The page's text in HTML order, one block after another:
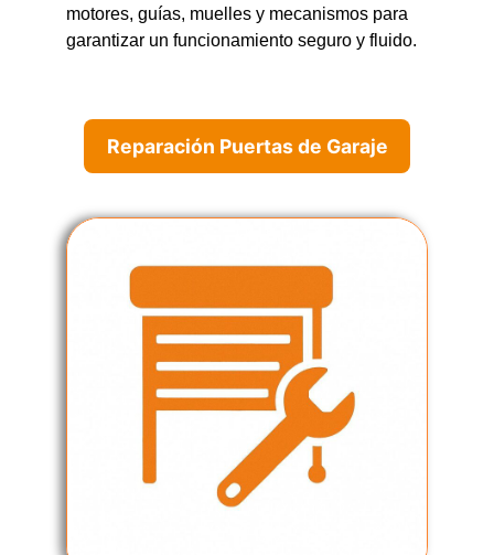
motores, guías, muelles y mecanismos para
garantizar un funcionamiento seguro y fluido.
Reparación Puertas de Garaje